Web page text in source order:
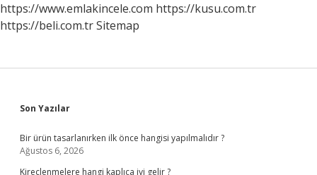
https://www.emlakincele.com https://kusu.com.tr
https://beli.com.trSitemap
Sidebar
Son Yazılar
Bir ürün tasarlanırken ilk önce hangisi yapılmalıdır ?
Ağustos 6, 2026
Kireçlenmelere hangi kaplıca iyi gelir ?